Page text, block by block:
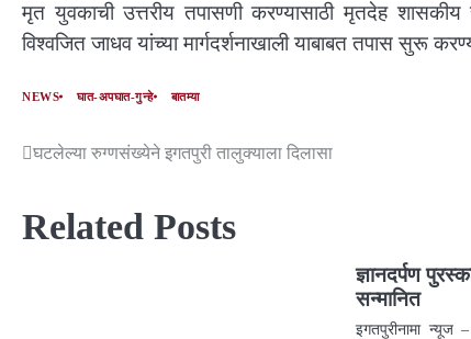
मृत युवकाची उत्तरीय तपासणी करण्यासाठी मृतदेह शासकीय
विश्वजित जाधव यांच्या मार्गदर्शनाखाली याबाबत तपास सुरू
NEWS घात-अपघात-गुन्हे बातम्या
घटलेल्या रुग्णसंख्येने इगतपुरी तालुक्याला दिलासा
Related Posts
ज्ञानदर्पण
सन्मानित
इगतपुरीनामा न्यूज